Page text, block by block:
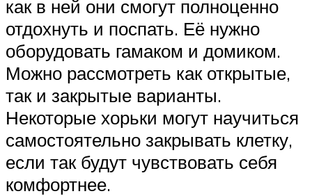
как в ней они смогут полноценно
отдохнуть и поспать. Её нужно
оборудовать гамаком и домиком.
Можно рассмотреть как открытые,
так и закрытые варианты.
Некоторые хорьки могут научиться
самостоятельно закрывать клетку,
если так будут чувствовать себя
комфортнее.